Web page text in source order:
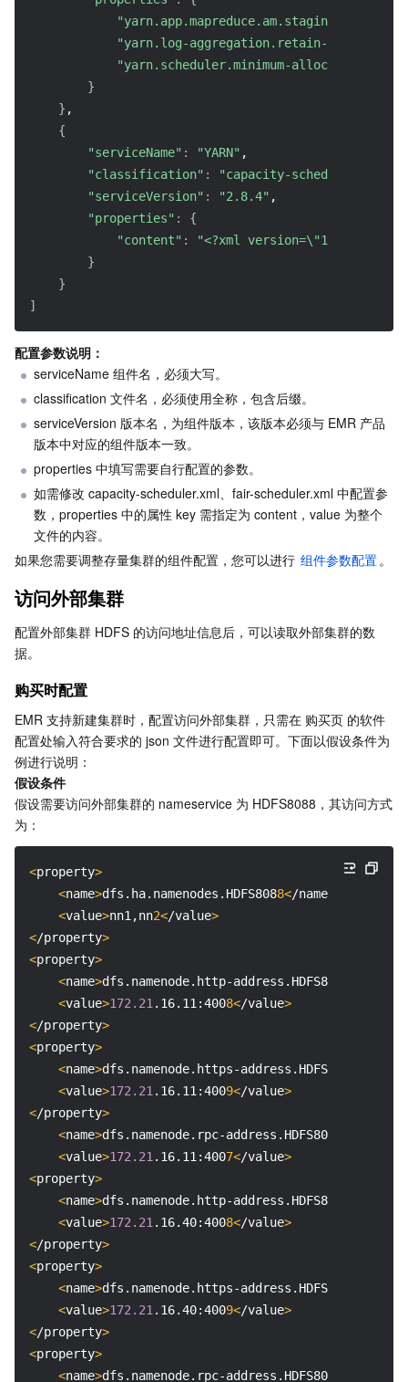
Anycast 公网加速
共享带宽包
VPN 连接
弹性公网 IP
账号风控平台
风险识别 RCE
游戏安全
容器安全服务
漏洞扫描服务
防火墙管理
私有域解析 Private DNS
移动解析 HTTPDNS
DNSPod
云解析 DNS
腾讯会议
腾讯乐享
腾讯云企业网盘
弹性 MapReduce
Elasticsearch Service
流计算 Oceanus
腾讯云数据仓库 TCHouse-C
数据开发治理平台 WeData
腾讯云 BI
多模态智能数据湖 TCLake
AI 基础产品
人脸识别
机器翻译
AI 应用产品
腾讯云智能数智人
腾讯云大模型训推平台TI-ONE
智能音乐平台
腾讯云智能体开发平台
大模型视频创作引擎
腾讯混元生3D
腾讯混元大模型
物联网
消息队列 RocketMQ 版
消息队列 RabbitMQ 版
消息队列 Pulsar 版
移动推送
邮件推送
即时通信 IM
实时音视频
云联络中心
视频服务
媒体直播
云点播
媒体点播
云桌面
短视频 SDK
腾讯特效 SDK
互动白板
医疗服务
腾讯健康组学平台
数智医疗影像平台
智能预问诊
云资源管理
API
智能顾问
标签
访问管理
操作审计
配置审计
集团账号管理
控制中心
身份识别平台
云顾问 - 混沌演练
地域管理系统
开发者工具
云原生构建
腾讯云代码助手
腾讯云超级应用服务
云开发 CloudBase
监控与运维
腾讯云可观测平台
前端性能监控
云拨测
Prometheus 监控服务
Grafana 可视化服务
事件总线
腾讯云健康看板
云顾问-Tencent RTC 云助手
云压测
API 与工具
腾讯云命令行工具
软件产品生命周期公告
专有云软件
腾讯专有云企业版 TCE
腾讯专有云PaaS平台 TCS
腾讯云数据库
TDSQL
其他文档
渠道合作伙伴
账号相关
消息中心
控制台相关
费用中心
大数据
大数据处理套件 TBDS
操作系统
TencentOS Server
"yarn.app.mapreduce.am.staging-dir"
"yarn.log-aggregation.retain-check-
"yarn.scheduler.minimum-allocation-
}
} ,
{
"serviceName" : "YARN" ,
"classification" : "capacity-scheduler.xml"
"serviceVersion" : "2.8.4" ,
"properties" :
{
"content" :
"<?xml version=\"1.0\"
}
}
]
配置参数说明：
serviceName 组件名，必须大写。
classification 文件名，必须使用全称，包含后缀。
serviceVersion 版本名，为组件版本，该版本必须与 EMR 产品
版本中对应的组件版本一致。
properties 中填写需要自行配置的参数。
如需修改 capacity-scheduler.xml、fair-scheduler.xml 中配置参
数，properties 中的属性 key 需指定为 content，value 为整个
文件的内容。
如果您需要调整存量集群的组件配置，您可以进行 组件参数配置。
访问外部集群
配置外部集群 HDFS 的访问地址信息后，可以读取外部集群的数
据。
购买时配置
EMR 支持新建集群时，配置访问外部集群，只需在 购买页 的软件
配置处输入符合要求的 json 文件进行配置即可。下面以假设条件为
例进行说明：
假设条件
假设需要访问外部集群的 nameservice 为 HDFS8088，其访问方式
为：
<property>
<name>dfs.ha.namenodes.HDFS8088</name
<value>nn1,nn2</value>
</property>
<property>
<name>dfs.namenode.http-address.HDFS8088.nn
<value>172.21 .16.11:4008</value>
</property>
<property>
<name>dfs.namenode.https-address.HDFS8088.nn
<value>172.21 .16.11:4009</value>
</property>
<name>dfs.namenode.rpc-address.HDFS8088.nn
<value>172.21 .16.11:4007</value>
<property>
<name>dfs.namenode.http-address.HDFS8088.nn
<value>172.21 .16.40:4008</value>
</property>
<property>
<name>dfs.namenode.https-address.HDFS8088.nn
<value>172.21 .16.40:4009</value>
</property>
<property>
<name>dfs.namenode.rpc-address.HDFS8088.nn